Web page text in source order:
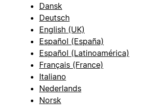
Dansk
Deutsch
English (UK)
Español (España)
Español (Latinoamérica)
Français (France)
Italiano
Nederlands
Norsk